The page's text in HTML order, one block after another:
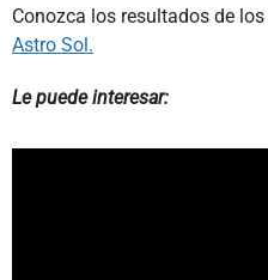
Conozca los resultados de los
Astro Sol.
Le puede interesar: